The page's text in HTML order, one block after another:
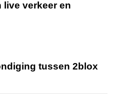
live verkeer en
tussen 2blox